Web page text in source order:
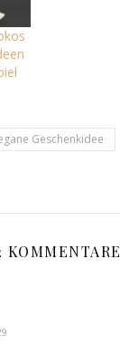
Geschenkidee
KOMMENTARE